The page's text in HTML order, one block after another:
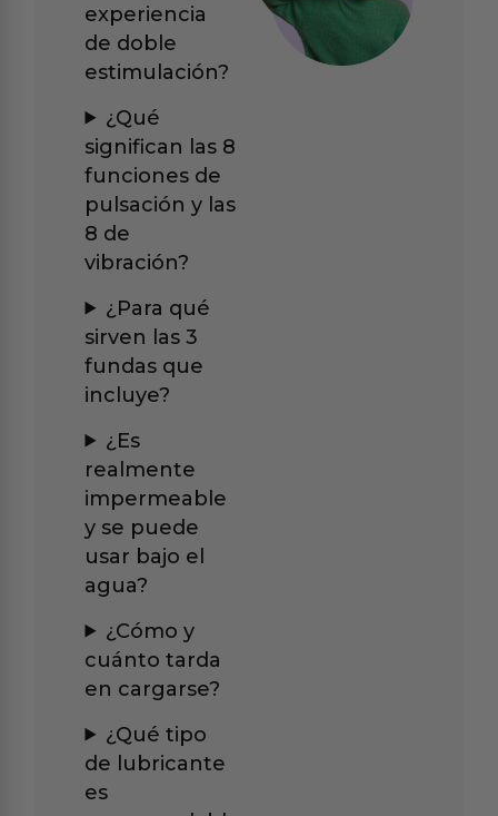
experiencia
de doble
estimulación?
¿Qué
significan las 8
funciones de
pulsación y las
8 de
vibración?
¿Para qué
sirven las 3
fundas que
incluye?
¿Es
realmente
impermeable
y se puede
usar bajo el
agua?
¿Cómo y
cuánto tarda
en cargarse?
¿Qué tipo
de lubricante
es